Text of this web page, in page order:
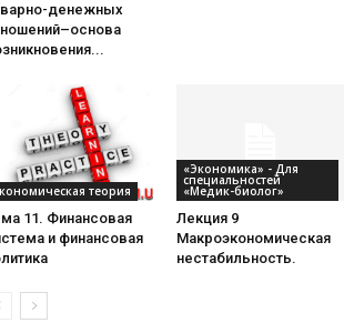
денежных
теория
11. Финансовая
и финансовая
«Экономика» - Для
специальностей
«Медик-биолог»
Лекция 9
Макроэкономическая
нестабильность.